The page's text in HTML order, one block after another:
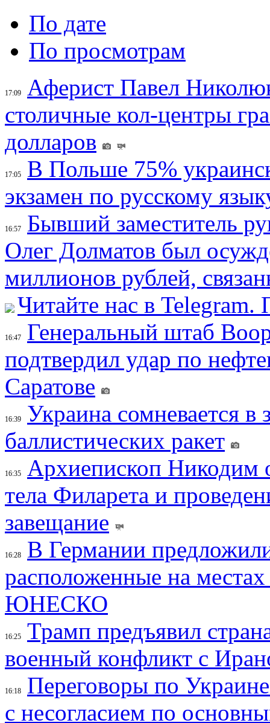
По дате
По просмотрам
17:09
Аферист Павел
столичные кол-центры
долларов
17:05
В Польше 75%
экзамен по русскому
16:57
Бывший заместитель
Олег Долматов был
миллионов рублей,
Читайте нас в
16:47
Генеральный штаб
подтвердил удар по
Саратове
16:39
Украина сомневается в
баллистических ракет
16:35
Архиепископ
тела Филарета и
завещание
16:28
В Германии
расположенные на
ЮНЕСКО
16:25
Трамп предъявил
военный конфликт с
16:18
Переговоры по
с несогласием по